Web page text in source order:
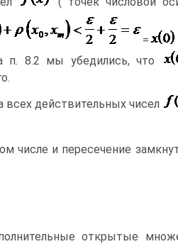
=
п. 8.2 мы убедились, что
действительных чисел
числе и пересечение
открытые